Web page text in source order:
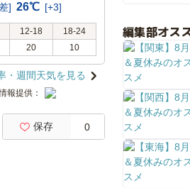
] 26℃ [+3]
12-18
18-24
20 10
・週間天気を見る
報提供：
保存 0
編集部オス